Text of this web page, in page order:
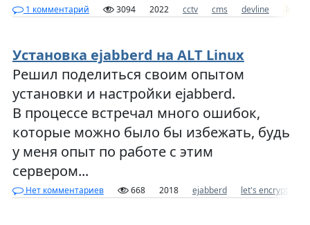
1 комментарий 3094 2022 cctv cms devline linux
Установка ejabberd на ALT Linux
Решил поделиться своим опытом
установки и настройки ejabberd.
В процессе встречал много ошибок,
которые можно было бы избежать, будь
у меня опыт по работе с этим
сервером...
Нет комментариев 668 2018 ejabberd let's encrypt